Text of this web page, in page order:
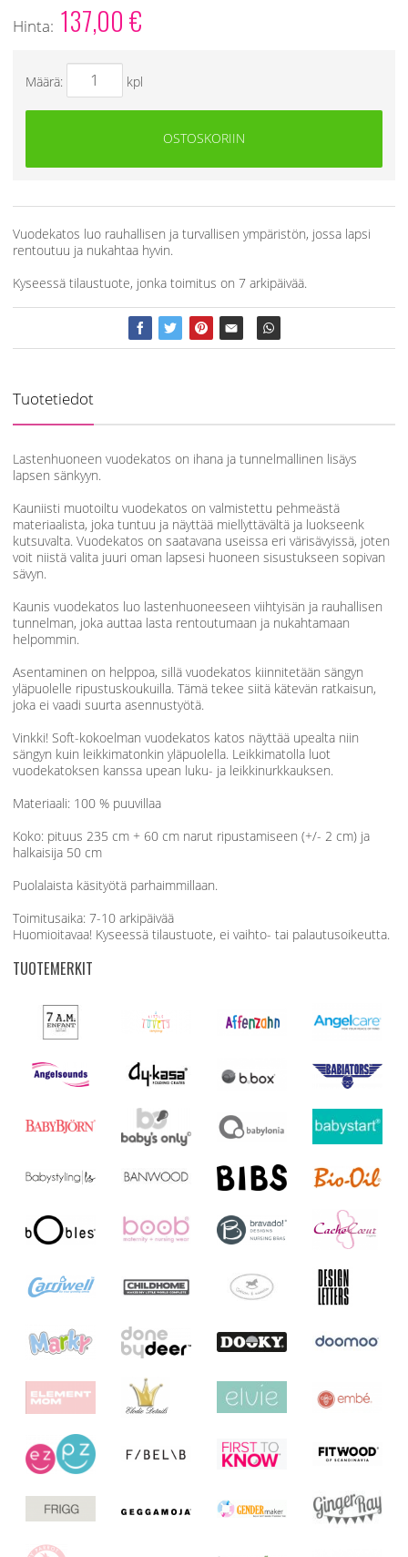
Hinta: 137,00€
Määrä: kpl
OSTOSKORIIN
Vuodekatos luo rauhallisen ja turvallisen ympäristön, jossa lapsi
rentoutuu ja nukahtaa hyvin.
Kyseessä tilaustuote, jonka toimitus on 7 arkipäivää.
Tuotetiedot
Lastenhuoneen vuodekatos on ihana ja tunnelmallinen lisäys
lapsen sänkyyn.
Kauniisti muotoiltu vuodekatos on valmistettu pehmeästä
materiaalista, joka tuntuu ja näyttää miellyttävältä ja luokseenk
kutsuvalta. Vuodekatos on saatavana useissa eri värisävyissä, joten
voit niistä valita juuri oman lapsesi huoneen sisustukseen sopivan
sävyn.
Kaunis vuodekatos luo lastenhuoneeseen viihtyisän ja rauhallisen
tunnelman, joka auttaa lasta rentoutumaan ja nukahtamaan
helpommin.
Asentaminen on helppoa, sillä vuodekatos kiinnitetään sängyn
yläpuolelle ripustuskoukuilla. Tämä tekee siitä kätevän ratkaisun,
joka ei vaadi suurta asennustyötä.
Vinkki! Soft-kokoelman vuodekatos katos näyttää upealta niin
sängyn kuin leikkimatonkin yläpuolella. Leikkimatolla luot
vuodekatoksen kanssa upean luku- ja leikkinurkkauksen.
Materiaali: 100 % puuvillaa
Koko: pituus 235 cm + 60 cm narut ripustamiseen (+/- 2 cm) ja
halkaisija 50 cm
Puolalaista käsityötä parhaimmillaan.
Toimitusaika: 7-10 arkipäivää
Huomioitavaa! Kyseessä tilaustuote, ei vaihto- tai palautusoikeutta.
TUOTEMERKIT